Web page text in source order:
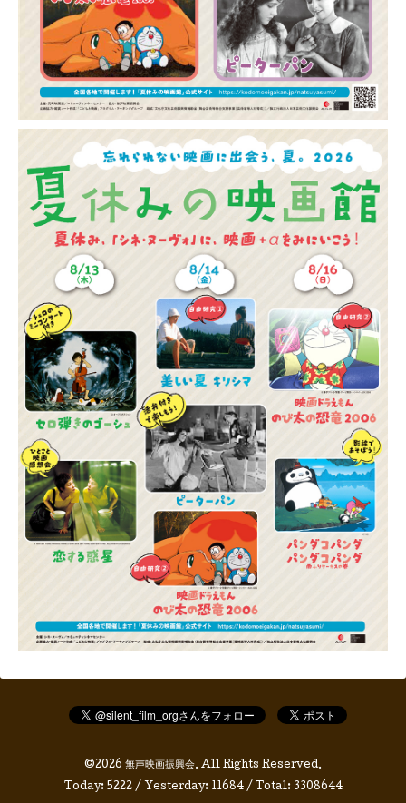
©2026 無声映画振興会. All Rights Reserved.
Today: 5222/ Yesterday: 11684/ Total: 3308644